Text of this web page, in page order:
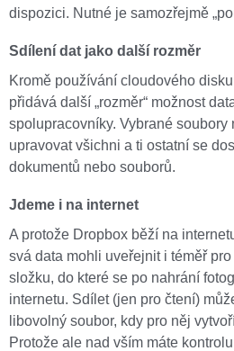
dispozici. Nutné je samozřejmě
Sdílení dat jako další rozměr
Kromě používání cloudového
přidává další „rozměr“ možnost
spolupracovníky. Vybrané
upravovat všichni a ti ostatní se
dokumentů nebo souborů.
Jdeme i na internet
A protože Dropbox běží na
svá data mohli uveřejnit i téměř
složku, do které se po nahrání
internetu. Sdílet (jen pro čtení)
libovolný soubor, kdy pro něj
Protože ale nad vším máte